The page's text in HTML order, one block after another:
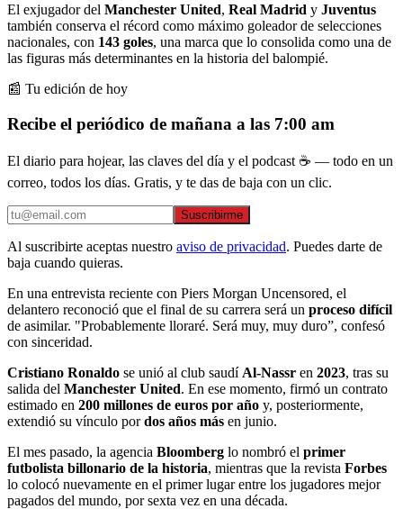
El exjugador del Manchester United, Real Madrid y Juventus
también conserva el récord como máximo goleador de selecciones
nacionales, con 143 goles, una marca que lo consolida como una de
las figuras más determinantes en la historia del balompié.
📰 Tu edición de hoy
Recibe el periódico de mañana a las 7:00 am
El diario para hojear, las claves del día y el podcast ☕ — todo en un
correo, todos los días. Gratis, y te das de baja con un clic.
Suscribirme
Al suscribirte aceptas nuestro aviso de privacidad. Puedes darte de
baja cuando quieras.
En una entrevista reciente con Piers Morgan Uncensored, el
delantero reconoció que el final de su carrera será un proceso difícil
de asimilar. "Probablemente lloraré. Será muy, muy duro”, confesó
con sinceridad.
Cristiano Ronaldo se unió al club saudí Al-Nassr en 2023, tras su
salida del Manchester United. En ese momento, firmó un contrato
estimado en 200 millones de euros por año y, posteriormente,
extendió su vínculo pordos años más en junio.
El mes pasado, la agencia Bloomberg lo nombró el primer
futbolista billonario de la historia, mientras que la revista Forbes
lo colocó nuevamente en el primer lugar entre los jugadores mejor
pagados del mundo, por sexta vez en una década.